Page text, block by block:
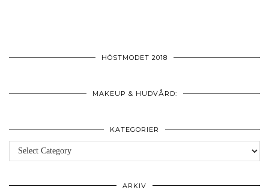
HÖSTMODET 2018
MAKEUP & HUDVÅRD:
KATEGORIER
Kategorier
ARKIV